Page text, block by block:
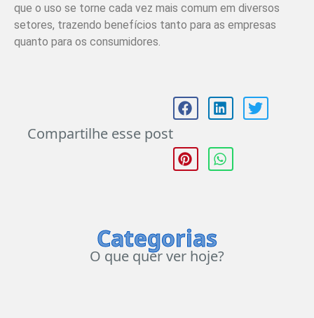
Categorias
O que quer ver hoje?
que o uso se torne cada vez mais comum em diversos
setores, trazendo benefícios tanto para as empresas
quanto para os consumidores.
Compartilhe esse post